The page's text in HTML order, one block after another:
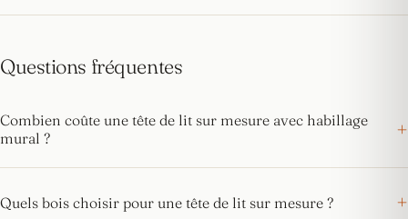
Questions fréquentes
Combien coûte une tête de lit sur mesure avec habillage
mural ?
Quels bois choisir pour une tête de lit sur mesure ?